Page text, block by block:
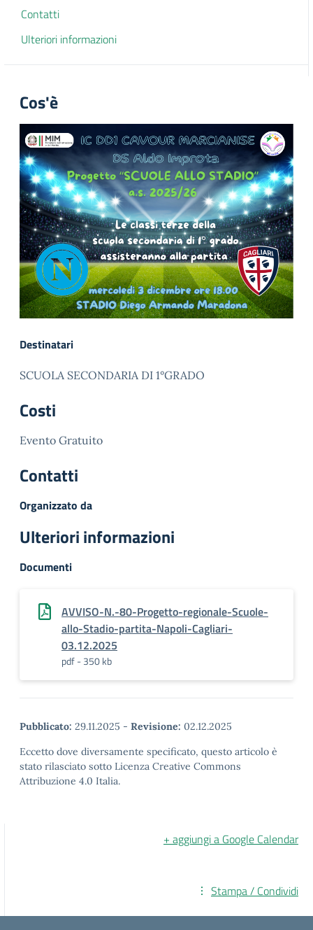
Contatti
Ulteriori informazioni
Cos'è
Destinatari
SCUOLA SECONDARIA DI 1°GRADO
Costi
Evento Gratuito
Contatti
Organizzato da
Ulteriori informazioni
Documenti
AVVISO-N.-80-Progetto-regionale-Scuole-
allo-Stadio-partita-Napoli-Cagliari-
03.12.2025
pdf - 350 kb
Pubblicato: 29.11.2025 - Revisione: 02.12.2025
Eccetto dove diversamente specificato, questo articolo è
stato rilasciato sotto Licenza Creative Commons
Attribuzione 4.0 Italia.
+ aggiungi a Google Calendar
Stampa / Condividi